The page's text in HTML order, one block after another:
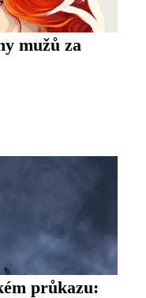
mužů za
průkazu: